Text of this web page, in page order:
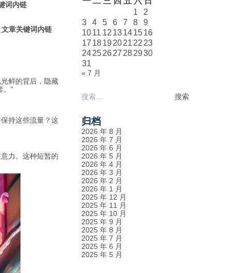
词内链
章关键词内链
鲜的背后，隐藏
。”
持这些流量？这
力。这种短暂的
1
2
3
4 5 6 7 8
9
1011 12 13141516
17 1819 2021 22 23
24252627 282930
31
« 7 月
搜
归档
2026 年 8 月
2026 年 7 月
2026 年 6 月
2026 年 5 月
2026 年 4 月
2026 年 3 月
2026 年 2 月
2026 年 1 月
2025 年 12 月
2025 年 11 月
2025 年 10 月
2025 年 9 月
2025 年 8 月
2025 年 7 月
2025 年 6 月
2025 年 5 月